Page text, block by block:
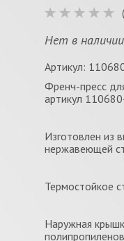
Нет в наличии
Артикул:
Френч-пресс
артикул
Изготовлен из
нержавеющей
Термостойкое
Наружная